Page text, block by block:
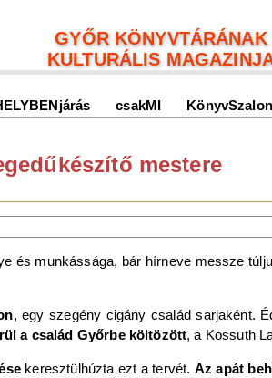
GYŐR KÖNYVTÁRÁNAK
KULTURÁLIS
csakMI KönyvSzalon
mestere
és munkássága, bár hírneve messze
, egy szegény cigány család sarjaként.
a család Győrbe költözött, a Kossuth
keresztülhúzta ezt a tervét. Az apát